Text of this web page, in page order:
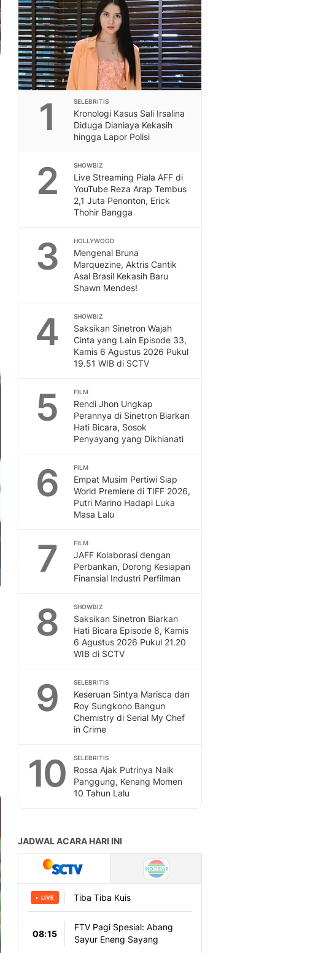
1 SELEBRITIS
Kronologi Kasus Sali Irsalina
Diduga Dianiaya Kekasih
hingga Lapor Polisi
2 SHOWBIZ
Live Streaming Piala AFF di
YouTube Reza Arap Tembus
2,1 Juta Penonton, Erick
Thohir Bangga
3 HOLLYWOOD
Mengenal Bruna
Marquezine, Aktris Cantik
Asal Brasil Kekasih Baru
Shawn Mendes!
4 SHOWBIZ
Saksikan Sinetron Wajah
Cinta yang Lain Episode 33,
Kamis 6 Agustus 2026 Pukul
19.51 WIB di SCTV
5 FILM
Rendi Jhon Ungkap
Perannya di Sinetron Biarkan
Hati Bicara, Sosok
Penyayang yang Dikhianati
6 FILM
Empat Musim Pertiwi Siap
World Premiere di TIFF 2026,
Putri Marino Hadapi Luka
Masa Lalu
7 FILM
JAFF Kolaborasi dengan
Perbankan, Dorong Kesiapan
Finansial Industri Perfilman
8 SHOWBIZ
Saksikan Sinetron Biarkan
Hati Bicara Episode 8, Kamis
6 Agustus 2026 Pukul 21.20
WIB di SCTV
9 SELEBRITIS
Keseruan Sintya Marisca dan
Roy Sungkono Bangun
Chemistry di Serial My Chef
in Crime
10 SELEBRITIS
Rossa Ajak Putrinya Naik
Panggung, Kenang Momen
10 Tahun Lalu